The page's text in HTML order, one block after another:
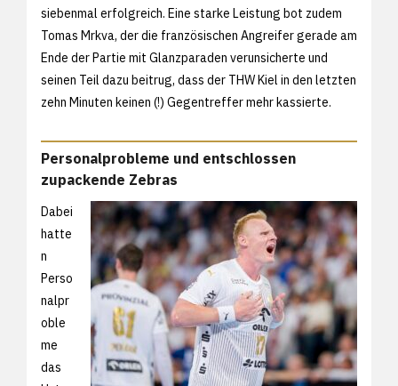
siebenmal erfolgreich. Eine starke Leistung bot zudem
Tomas Mrkva, der die französischen Angreifer gerade am
Ende der Partie mit Glanzparaden verunsicherte und
seinen Teil dazu beitrug, dass der THW Kiel in den letzten
zehn Minuten keinen (!) Gegentreffer mehr kassierte.
Personalprobleme und entschlossen
zupackende Zebras
Dabei
hatte
n
Perso
nalpr
oble
me
das